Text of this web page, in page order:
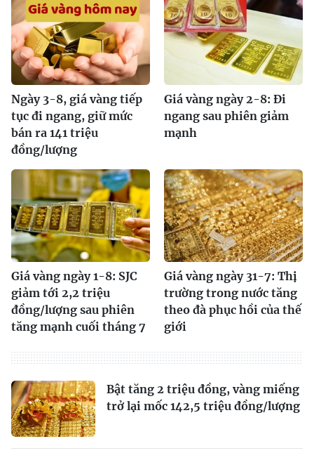
Ngày 3-8, giá vàng tiếp
tục đi ngang, giữ mức
bán ra 141 triệu
đồng/lượng
Giá vàng ngày 2-8: Đi
ngang sau phiên giảm
mạnh
Giá vàng ngày 1-8: SJC
giảm tới 2,2 triệu
đồng/lượng sau phiên
tăng mạnh cuối tháng 7
Giá vàng ngày 31-7: Thị
trường trong nước tăng
theo đà phục hồi của thế
giới
Bật tăng 2 triệu đồng, vàng miếng
trở lại mốc 142,5 triệu đồng/lượng